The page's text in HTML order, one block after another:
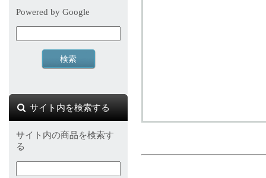
Powered by Google
サイト内を検索する
サイト内の商品を検索す
る